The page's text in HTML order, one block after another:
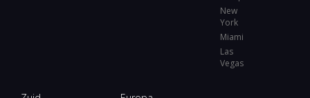
New
York
Miami
Las
Vegas